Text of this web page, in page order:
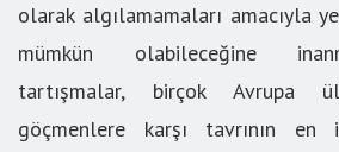
olarak algılamamaları amacıyla
mümkün olabileceğine
tartışmalar, birçok Avrupa
göçmenlere karşı tavrının